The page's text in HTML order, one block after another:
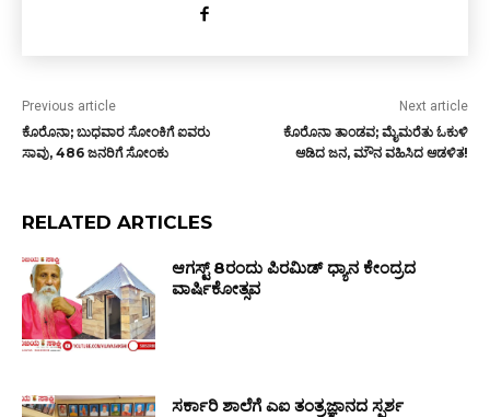
Previous article
ಕೊರೊನಾ; ಬುಧವಾರ ಸೋಂಕಿಗೆ ಐವರು
ಸಾವು, 486 ಜನರಿಗೆ ಸೋಂಕು
Next article
ಕೊರೊನಾ ತಾಂಡವ; ಮೈಮರೆತು ಓಕುಳಿ
ಆಡಿದ ಜನ, ಮೌನ ವಹಿಸಿದ ಆಡಳಿತ!
RELATED ARTICLES
ಆಗಸ್ಟ್ 8ರಂದು ಪಿರಮಿಡ್ ಧ್ಯಾನ ಕೇಂದ್ರದ
ವಾರ್ಷಿಕೋತ್ಸವ
ಸರ್ಕಾರಿ ಶಾಲೆಗೆ ಎಐ ತಂತ್ರಜ್ಞಾನದ ಸ್ಪರ್ಶ